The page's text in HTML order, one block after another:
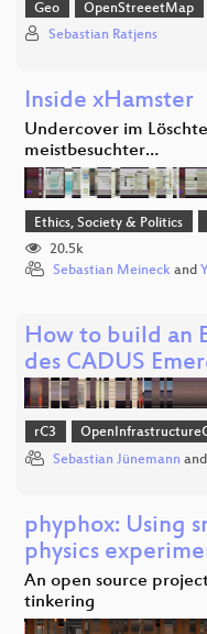
Geo OpenStreeetMap
Sebastian Ratjens
Inside xHamster
Undercover im
meistbesuchter…
Ethics, Society & Politics
20.5k
Sebastian Meineck and
How to build an
des CADUS
rC3
Sebastian Jünemann and
phyphox: Using
physics
An open source
tinkering